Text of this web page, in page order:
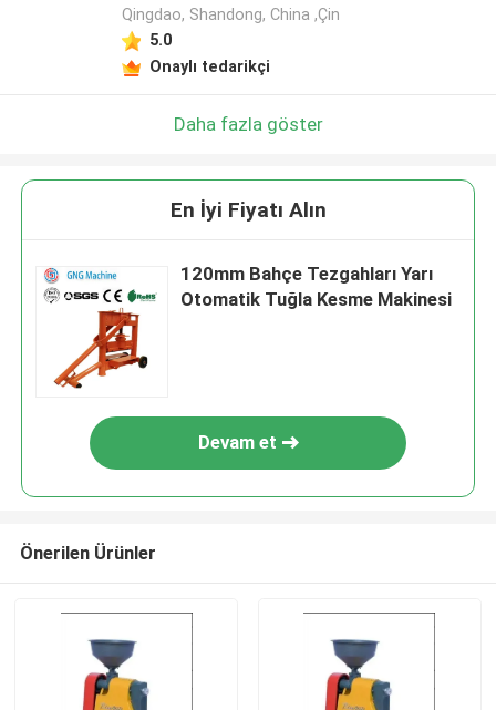
Qingdao, Shandong, China ,Çin
5.0
Onaylı tedarikçi
Daha fazla göster
En İyi Fiyatı Alın
120mm Bahçe Tezgahları Yarı
Otomatik Tuğla Kesme Makinesi
Devam et
Önerilen Ürünler